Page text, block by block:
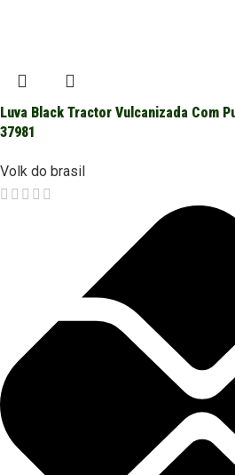
Luva Black Tractor Vulcanizada Com
37981
Volk do brasil